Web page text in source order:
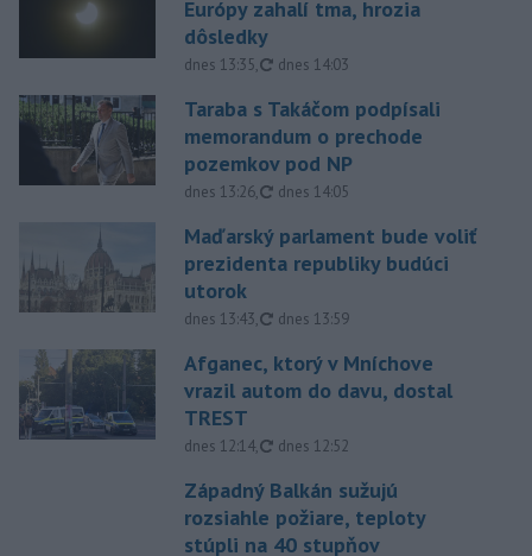
Európy zahalí tma, hrozia
dôsledky
dnes 13:35, aktualizované
dnes 14:03
Taraba s Takáčom podpísali
memorandum o prechode
pozemkov pod NP
dnes 13:26, aktualizované
dnes 14:05
Maďarský parlament bude voliť
prezidenta republiky budúci
utorok
dnes 13:43, aktualizované
dnes 13:59
Afganec, ktorý v Mníchove
vrazil autom do davu, dostal
TREST
dnes 12:14, aktualizované
dnes 12:52
Západný Balkán sužujú
rozsiahle požiare, teploty
stúpli na 40 stupňov